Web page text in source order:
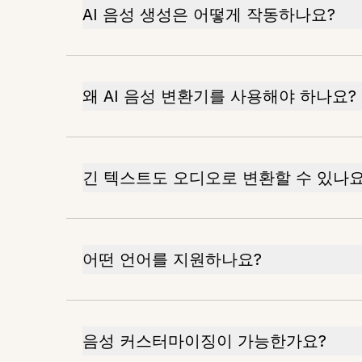
AI 음성 생성은 어떻게 작동하나요?
왜 AI 음성 변환기를 사용해야 하나요?
긴 텍스트도 오디오로 변환할 수 있나
어떤 언어를 지원하나요?
음성 커스터마이징이 가능한가요?